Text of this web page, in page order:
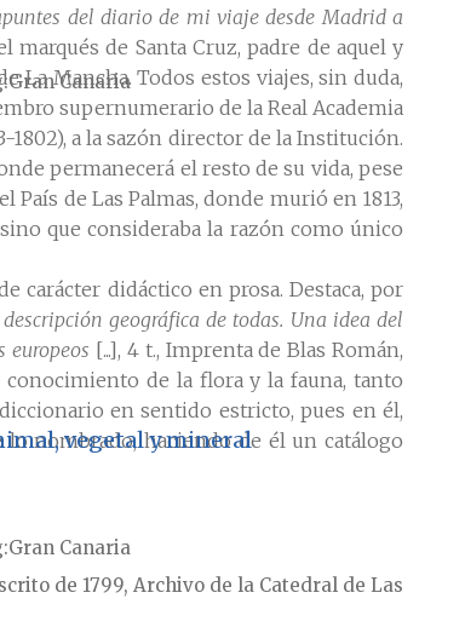
del diario de mi viaje desde Madrid a
de Santa Cruz, padre de aquel y
La Mancha. Todos estos viajes, sin duda,
supernumerario de la Real Academia
1802), a la sazón director de la Institución.
permanecerá el resto de su vida, pese
de Las Palmas, donde murió en 1813,
que consideraba la razón como único
carácter didáctico en prosa. Destaca, por
geográfica de todas. Una idea del
europeos [...], 4 t., Imprenta de Blas Román,
de la flora y la fauna, tanto
en sentido estricto, pues en él,
lo nombrado, haciendo de él un catálogo
de 1799, Archivo de la Catedral de Las
Gran Canaria
vegetal y mineral
Gran Canaria